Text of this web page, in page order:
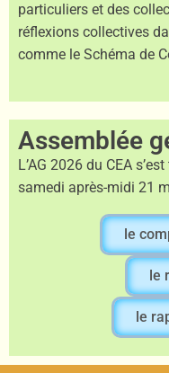
particuliers et des
réflexions collectives
comme le Schéma de
Assemblée
L’AG 2026 du CEA
samedi après-midi 21
le
le
le